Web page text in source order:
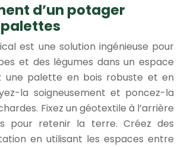
d’un potager
est une solution ingénieuse pour
et des légumes dans un espace
une palette en bois robuste et en
la soigneusement et poncez-la
Fixez un géotextile à l’arrière
pour retenir la terre. Créez des
en utilisant les espaces entre